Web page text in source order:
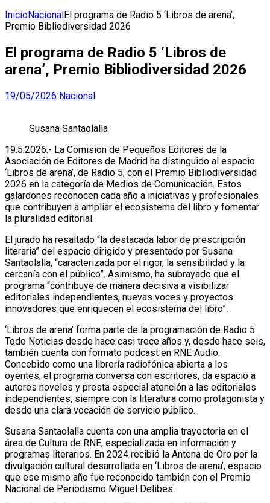
InicioNacionalEl programa de Radio 5 ‘Libros de arena’,
Premio Bibliodiversidad 2026
El programa de Radio 5 ‘Libros de
arena’, Premio Bibliodiversidad 2026
19/05/2026 Nacional
Susana Santaolalla
19.5.2026.- La Comisión de Pequeños Editores de la
Asociación de Editores de Madrid ha distinguido al espacio
‘Libros de arena’, de Radio 5, con el Premio Bibliodiversidad
2026 en la categoría de Medios de Comunicación. Estos
galardones reconocen cada año a iniciativas y profesionales
que contribuyen a ampliar el ecosistema del libro y fomentar
la pluralidad editorial.
El jurado ha resaltado “la destacada labor de prescripción
literaria” del espacio dirigido y presentado por Susana
Santaolalla, “caracterizada por el rigor, la sensibilidad y la
cercanía con el público”. Asimismo, ha subrayado que el
programa “contribuye de manera decisiva a visibilizar
editoriales independientes, nuevas voces y proyectos
innovadores que enriquecen el ecosistema del libro”.
‘Libros de arena’ forma parte de la programación de Radio 5
Todo Noticias desde hace casi trece años y, desde hace seis,
también cuenta con formato podcast en RNE Audio.
Concebido como una librería radiofónica abierta a los
oyentes, el programa conversa con escritores, da espacio a
autores noveles y presta especial atención a las editoriales
independientes, siempre con la literatura como protagonista y
desde una clara vocación de servicio público.
Susana Santaolalla cuenta con una amplia trayectoria en el
área de Cultura de RNE, especializada en información y
programas literarios. En 2024 recibió la Antena de Oro por la
divulgación cultural desarrollada en ‘Libros de arena’, espacio
que ese mismo año fue reconocido también con el Premio
Nacional de Periodismo Miguel Delibes.